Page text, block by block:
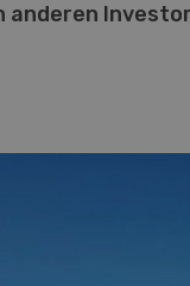
anderen